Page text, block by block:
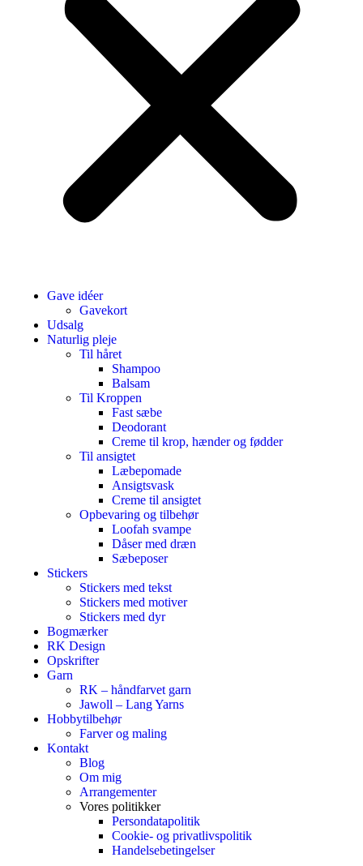
Gave idéer
Gavekort
Udsalg
Naturlig pleje
Til håret
Shampoo
Balsam
Til Kroppen
Fast sæbe
Deodorant
Creme til krop, hænder og fødder
Til ansigtet
Læbepomade
Ansigtsvask
Creme til ansigtet
Opbevaring og tilbehør
Loofah svampe
Dåser med dræn
Sæbeposer
Stickers
Stickers med tekst
Stickers med motiver
Stickers med dyr
Bogmærker
RK Design
Opskrifter
Garn
RK – håndfarvet garn
Jawoll – Lang Yarns
Hobbytilbehør
Farver og maling
Kontakt
Blog
Om mig
Arrangementer
Vores politikker
Persondatapolitik
Cookie- og privatlivspolitik
Handelsebetingelser